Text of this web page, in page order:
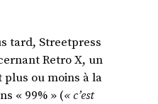
tard, Streetpress
Retro X, un
ou moins à la
« 99% » (« c’est